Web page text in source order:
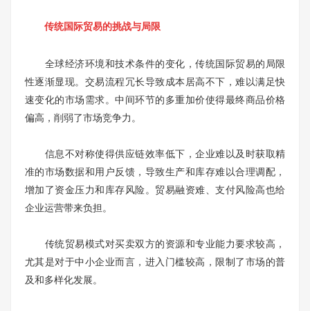
传统国际贸易的挑战与局限
全球经济环境和技术条件的变化，传统国际贸易的局限
性逐渐显现。交易流程冗长导致成本居高不下，难以满足快
速变化的市场需求。中间环节的多重加价使得最终商品价格
偏高，削弱了市场竞争力。
信息不对称使得供应链效率低下，企业难以及时获取精
准的市场数据和用户反馈，导致生产和库存难以合理调配，
增加了资金压力和库存风险。贸易融资难、支付风险高也给
企业运营带来负担。
传统贸易模式对买卖双方的资源和专业能力要求较高，
尤其是对于中小企业而言，进入门槛较高，限制了市场的普
及和多样化发展。